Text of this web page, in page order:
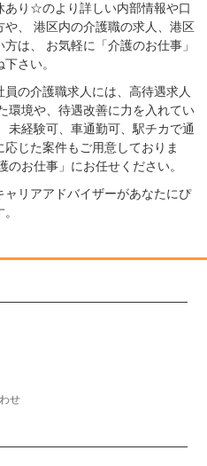
あり☆のより詳しい内部情報や口
、 港区内の介護職の求人、港区
は、 お気軽に「介護のお仕事」
さい。
の介護職求人には、高待遇求人
環境や、待遇改善に力を入れてい
未経験可、車通勤可、駅チカで通
じた案件もご用意しておりま
お仕事」にお任せください。
リアアドバイザーがあなたにぴ
せ